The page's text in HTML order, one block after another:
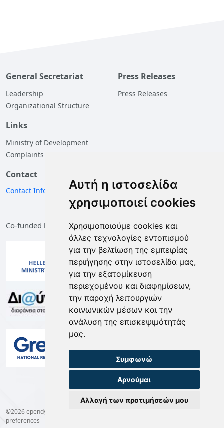
Αυτή η ιστοσελίδα
χρησιμοποιεί cookies
Χρησιμοποιούμε cookies και
άλλες τεχνολογίες εντοπισμού
για την βελτίωση της εμπειρίας
περιήγησης στην ιστοσελίδα μας,
για την εξατομίκευση
περιεχομένου και διαφημίσεων,
την παροχή λειτουργιών
κοινωνικών μέσων και την
ανάλυση της επισκεψιμότητάς
μας.
Συμφωνώ
Αρνούμαι
Αλλαγή των προτιμήσεών μου
General Secretariat
Leadership
Organizational Structure
Press Releases
Press Releases
Links
Ministry of Development
Complaints
Contact
Contact Information
Co-funded by the European Union and Greece
©2026 ependyseis.mindev.gov.gr -
preferences